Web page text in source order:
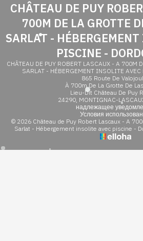
CHÂTEAU DE PUY
700M DE LA GROTTE
SARLAT -
PISCINE -
CHÂTEAU DE PUY ROBERT LASCAUX - A 700M
SARLAT - HÉBERGEMENT INSOLITE
865 Route De
À 700m De La Grotte De
Lieu-Dit Château De Puy
24290, MONTIGNAC-
надлежащее
Условия
© 2026 Château de Puy Robert Lascaux - A
Sarlat - Hébergement insolite avec piscine -